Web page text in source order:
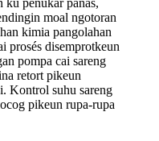
moal ngotoran
kimia pangolahan
prosés disemprotkeun
pompa cai sareng
retort pikeun
Kontrol suhu sareng
pikeun rupa-rupa